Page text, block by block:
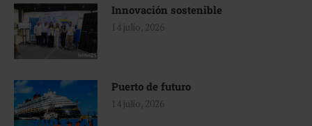
Innovación sostenible
14 julio, 2026
Puerto de futuro
14 julio, 2026